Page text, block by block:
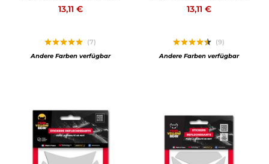
13,11 €
(7)
Andere Farben verfügbar
13,11 €
(9)
Andere Farben verfügbar